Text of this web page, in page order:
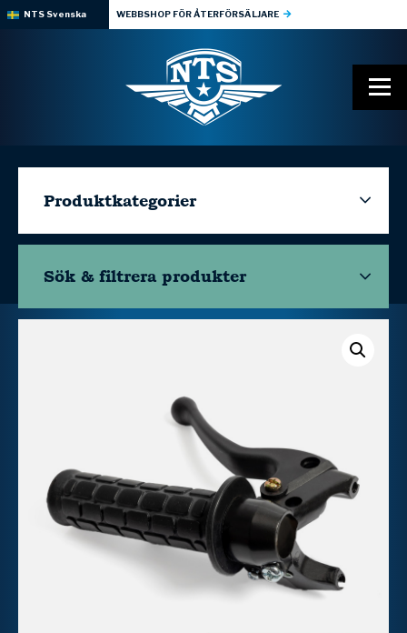
NTS Svenska WEBBSHOP FÖR ÅTERFÖRSÄLJARE
Produktkategorier
Sök & filtrera produkter